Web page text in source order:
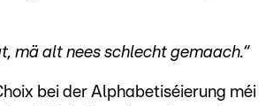
mä alt nees schlecht gemaach.“
bei der Alphabetiséierung méi